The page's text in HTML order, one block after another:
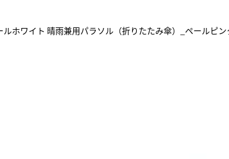
ホワイト 晴雨兼用パラソル（折りたたみ傘）_ペールピン